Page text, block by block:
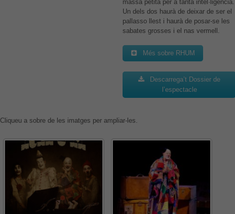
massa petita per a tanta intel·ligència.
Un dels dos haurà de deixar de ser el
pallasso llest i haurà de posar-se les
sabates grosses i el nas vermell.
Més sobre RHUM
Descarrega’t Dossier de
l’espectacle
Cliqueu a sobre de les imatges per ampliar-les.